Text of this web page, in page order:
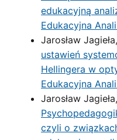
edukacyjną
Edukacyjna
Jarosław
ustawień
Hellingera w
Edukacyjna
Jarosław
czyli o